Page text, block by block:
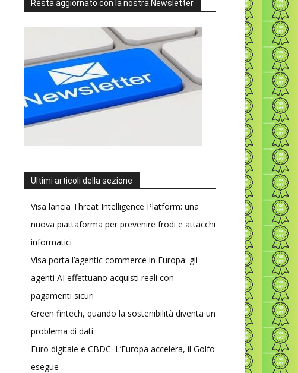
Resta aggiornato con la nostra Newsletter
Ultimi articoli della sezione
Visa lancia Threat Intelligence Platform: una
nuova piattaforma per prevenire frodi e attacchi
informatici
Visa porta l’agentic commerce in Europa: gli
agenti AI effettuano acquisti reali con
pagamenti sicuri
Green fintech, quando la sostenibilità diventa un
problema di dati
Euro digitale e CBDC. L’Europa accelera, il Golfo
esegue